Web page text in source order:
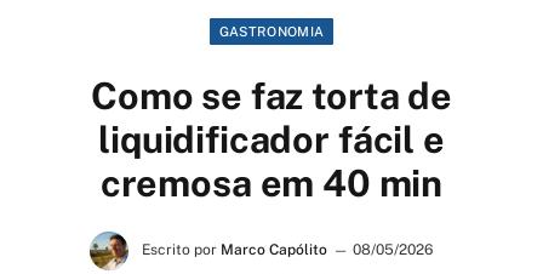
GASTRONOMIA
Como se faz torta de
liquidificador fácil e
cremosa em 40 min
Escrito por Marco Capólito
08/05/2026